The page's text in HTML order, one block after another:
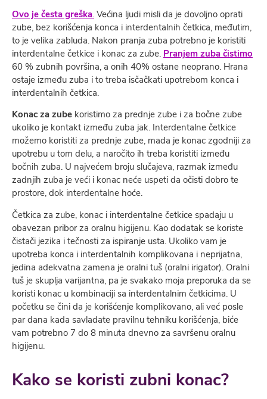
Ovo je česta greška. Većina ljudi misli da je dovoljno oprati
zube, bez korišćenja konca i interdentalnih četkica, međutim,
to je velika zabluda. Nakon pranja zuba potrebno je koristiti
interdentalne četkice i konac za zube. Pranjem zuba čistimo
60 % zubnih površina, a onih 40% ostane neoprano. Hrana
ostaje između zuba i to treba isčačkati upotrebom konca i
interdentalnih četkica.
Konac za zube koristimo za prednje zube i za bočne zube
ukoliko je kontakt između zuba jak. Interdentalne četkice
možemo koristiti za prednje zube, mada je konac zgodniji za
upotrebu u tom delu, a naročito ih treba koristiti između
bočnih zuba. U najvećem broju slučajeva, razmak između
zadnjih zuba je veći i konac neće uspeti da očisti dobro te
prostore, dok interdentalne hoće.
Četkica za zube, konac i interdentalne četkice spadaju u
obavezan pribor za oralnu higijenu. Kao dodatak se koriste
čistači jezika i tečnosti za ispiranje usta. Ukoliko vam je
upotreba konca i interdentalnih komplikovana i neprijatna,
jedina adekvatna zamena je oralni tuš (oralni irigator). Oralni
tuš je skuplja varijantna, pa je svakako moja preporuka da se
koristi konac u kombinaciji sa interdentalnim četkicima. U
početku se čini da je korišćenje komplikovano, ali već posle
par dana kada savladate pravilnu tehniku korišćenja, biće
vam potrebno 7 do 8 minuta dnevno za savršenu oralnu
higijenu.
Kako se koristi zubni konac?